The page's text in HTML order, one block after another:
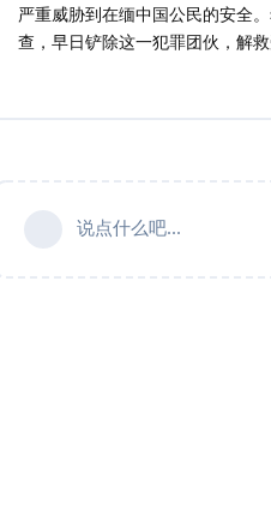
严重威胁到在缅中国公民的安全
查，早日铲除这一犯罪团伙，解救
说点什么吧...